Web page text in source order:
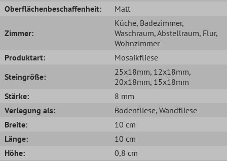
Oberflächenbeschaffenheit:
Matt
Zimmer:
Küche, Badezimmer,
Waschraum, Abstellraum, Flur,
Wohnzimmer
Produktart:
Mosaikfliese
Steingröße:
25x18mm, 12x18mm,
20x18mm, 15x18mm
Stärke:
8 mm
Verlegung als:
Bodenfliese, Wandfliese
Breite:
10 cm
Länge:
10 cm
Höhe:
0,8 cm